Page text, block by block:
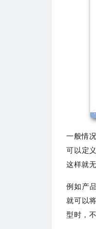
一般情
可以定
这样就
例如产
就可以
型时，